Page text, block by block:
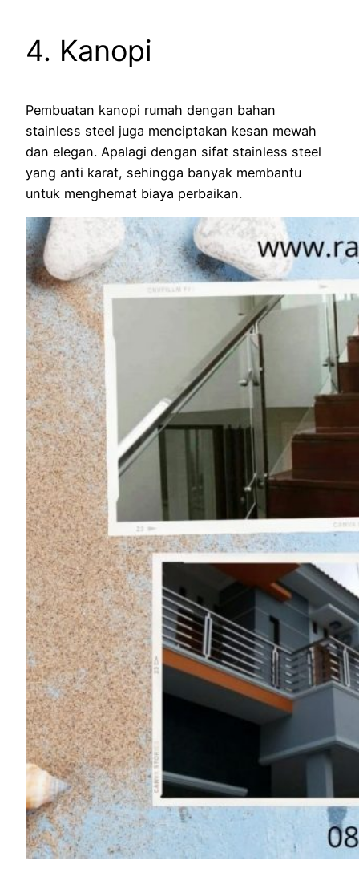
4. Kanopi
Pembuatan kanopi rumah dengan bahan
stainless steel juga menciptakan kesan mewah
dan elegan. Apalagi dengan sifat stainless steel
yang anti karat, sehingga banyak membantu
untuk menghemat biaya perbaikan.